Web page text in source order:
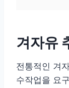
겨자유
전통적인 겨
수작업을 요